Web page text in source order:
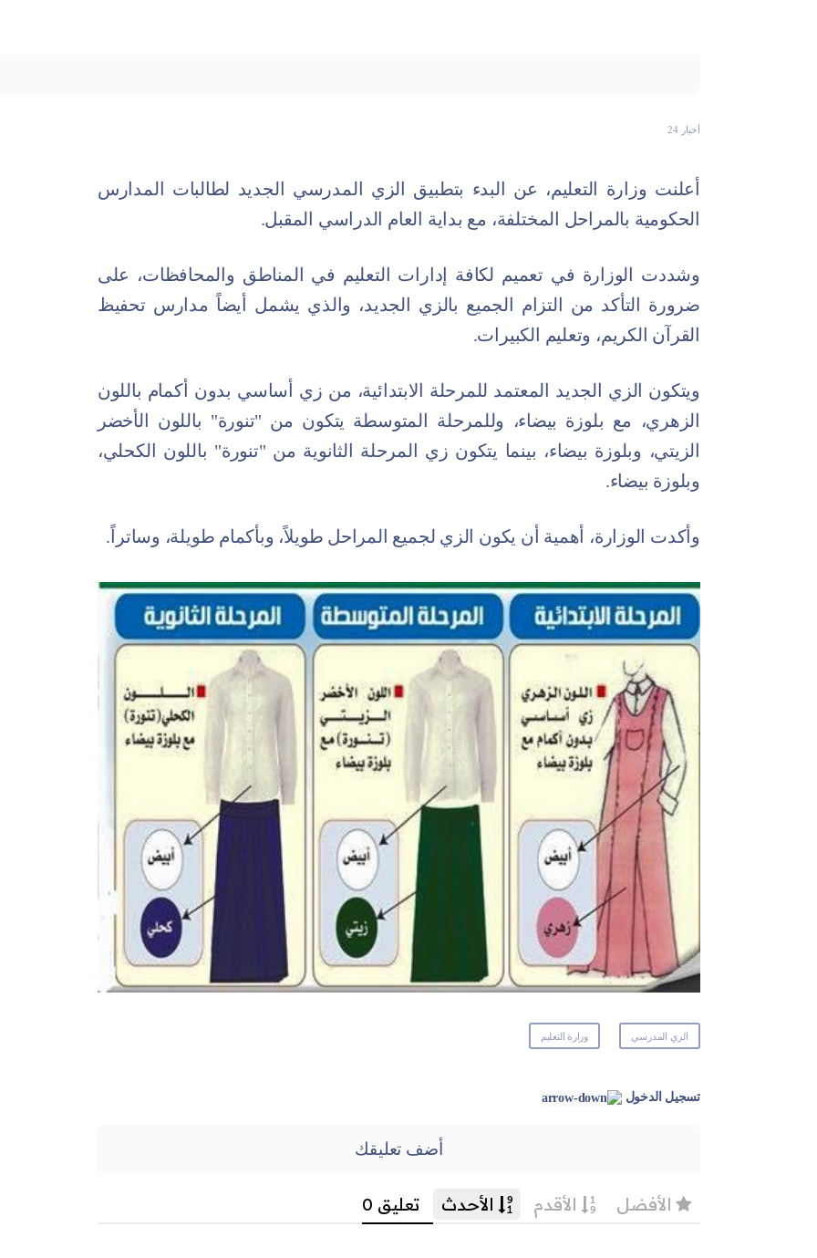
أخبار 24
أعلنت وزارة التعليم، عن البدء بتطبيق الزي المدرسي الجديد لطالبات المدارس
الحكومية بالمراحل المختلفة، مع بداية العام الدراسي المقبل.
وشددت الوزارة في تعميم لكافة إدارات التعليم في المناطق والمحافظات، على
ضرورة التأكد من التزام الجميع بالزي الجديد، والذي يشمل أيضاً مدارس تحفيظ
القرآن الكريم، وتعليم الكبيرات.
ويتكون الزي الجديد المعتمد للمرحلة الابتدائية، من زي أساسي بدون أكمام باللون
الزهري، مع بلوزة بيضاء، وللمرحلة المتوسطة يتكون من "تنورة" باللون الأخضر
الزيتي، وبلوزة بيضاء، بينما يتكون زي المرحلة الثانوية من "تنورة" باللون الكحلي،
وبلوزة بيضاء.
وأكدت الوزارة، أهمية أن يكون الزي لجميع المراحل طويلاً، وبأكمام طويلة، وساتراً.
الزي المدرسي وزارة التعليم
تسجيل الدخول
أضف تعليقك